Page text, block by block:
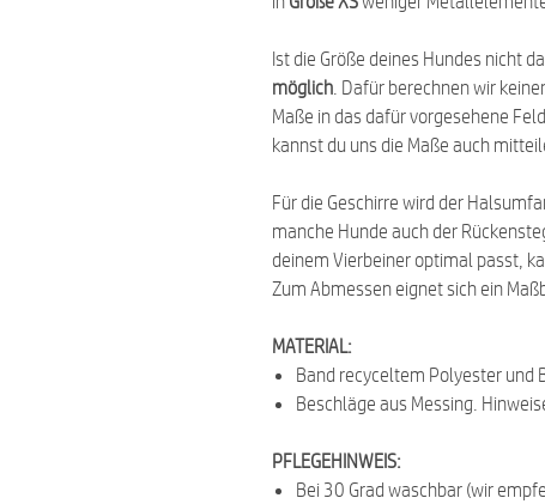
Ist die Größe deines Hundes nicht
möglich . Dafür berechnen wir
Maße in das dafür vorgesehene
kannst du uns die Maße auch
Für die Geschirre wird der
manche Hunde auch der
deinem Vierbeiner optimal passt,
Zum Abmessen eignet sich ein
MATERIAL:
Band recyceltem Polyester und
Beschläge aus Messing.
PFLEGEHINWEIS:
Bei 30 Grad waschbar (wir